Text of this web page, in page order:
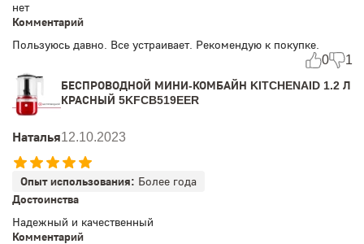
нет
Комментарий
Пользуюсь давно. Все устраивает. Рекомендую к покупке.
0 1
БЕСПРОВОДНОЙ МИНИ-КОМБАЙН KITCHENAID 1.2 Л
КРАСНЫЙ 5KFCB519EER
Наталья12.10.2023
Опыт использования: Более года
Достоинства
Надежный и качественный
Комментарий